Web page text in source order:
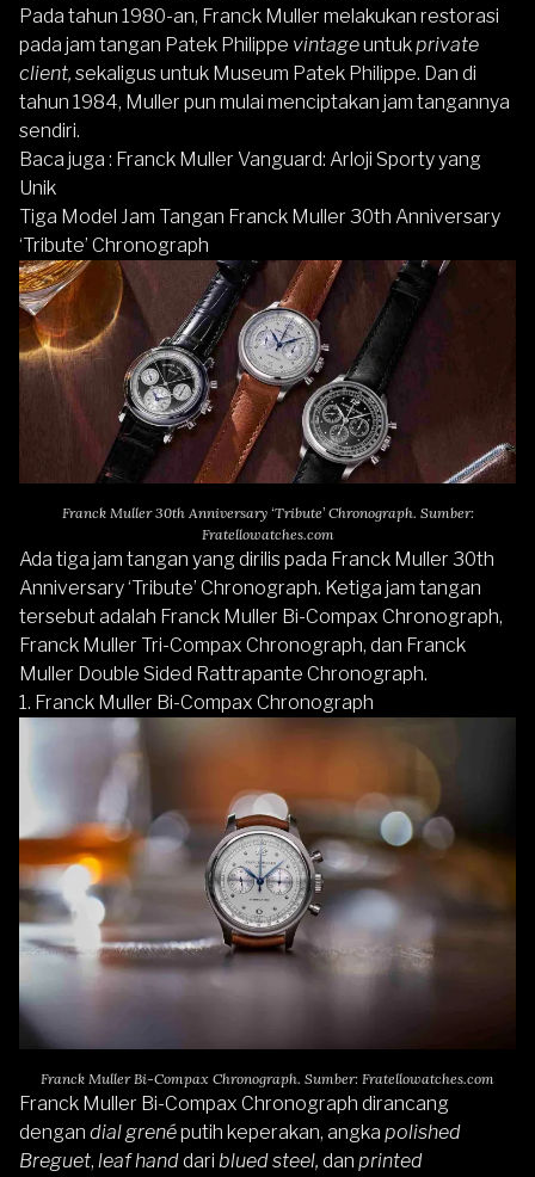
Pada tahun 1980-an, Franck Muller melakukan restorasi
pada jam tangan Patek Philippe vintageuntukprivate
client, sekaligus untuk Museum Patek Philippe. Dan di
tahun 1984, Muller pun mulai menciptakan jam tangannya
sendiri.
Baca juga : Franck Muller Vanguard: Arloji Sporty yang
Unik
Tiga Model Jam Tangan Franck Muller 30th Anniversary
‘Tribute’ Chronograph
Franck Muller 30th Anniversary ‘Tribute’ Chronograph. Sumber:
Fratellowatches.com
Ada tiga jam tangan yang dirilis pada Franck Muller 30th
Anniversary ‘Tribute’ Chronograph. Ketiga jam tangan
tersebut adalah Franck Muller Bi-Compax Chronograph,
Franck Muller Tri-Compax Chronograph, dan Franck
Muller Double Sided Rattrapante Chronograph.
1. Franck Muller Bi-Compax Chronograph
Franck Muller Bi-Compax Chronograph. Sumber: Fratellowatches.com
Franck Muller Bi-Compax Chronograph dirancang
dengan dial grenéputih keperakan, angka polished
Breguet, leaf handdari blued steel, dan printed